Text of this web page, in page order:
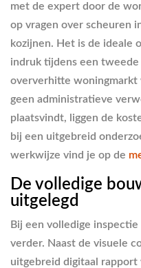
met de expert door de
op vragen over scheuren
kozijnen. Het is de ideale
indruk tijdens een
oververhitte
geen administratieve
plaatsvindt, liggen de
bij een uitgebreid
werkwijze vind je op de
De volledige
uitgelegd
Bij een volledige
verder. Naast de visuele
uitgebreid digitaal